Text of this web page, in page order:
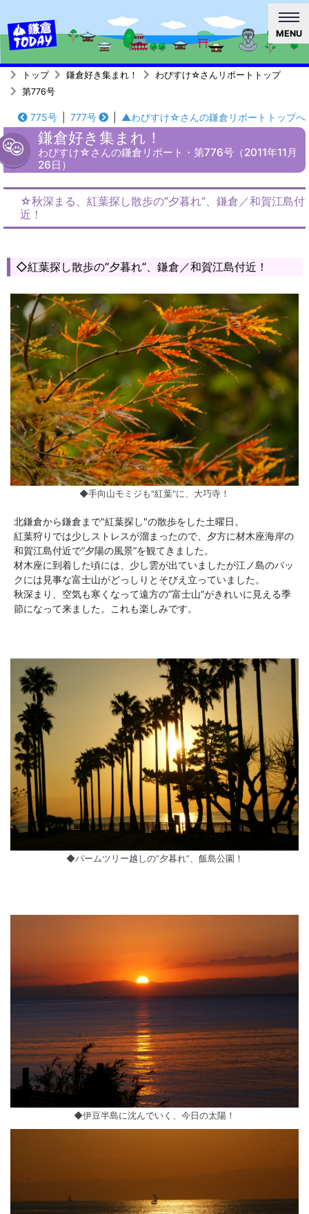
MENU
トップ 鎌倉好き集まれ！
わびすけ☆さんリポートトップ
第776号
775号 777号 ▲わびすけ☆さんの鎌倉リポートトップへ
鎌倉好き集まれ！
わびすけ☆さんの鎌倉リポート・第776号（2011年11月
26日）
☆秋深まる、紅葉探し散歩の”夕暮れ”、鎌倉／和賀江島付
近！
◇紅葉探し散歩の”夕暮れ”、鎌倉／和賀江島付近！
◆手向山モミジも"紅葉"に、大巧寺！
北鎌倉から鎌倉まで"紅葉探し"の散歩をした土曜日。
紅葉狩りでは少しストレスが溜まったので、夕方に材木座海岸の
和賀江島付近で”夕陽の風景”を観てきました。
材木座に到着した頃には、少し雲が出ていましたが江ノ島のバッ
クには見事な富士山がどっしりとそびえ立っていました。
秋深まり、空気も寒くなって遠方の”富士山”がきれいに見える季
節になって来ました。これも楽しみです。
◆パームツリー越しの”夕暮れ”、飯島公園！
◆伊豆半島に沈んでいく、今日の太陽！